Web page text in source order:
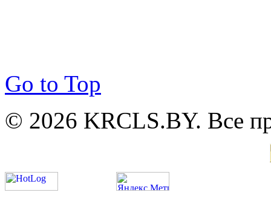
Go to Top
© 2026 KRCLS.BY. Все